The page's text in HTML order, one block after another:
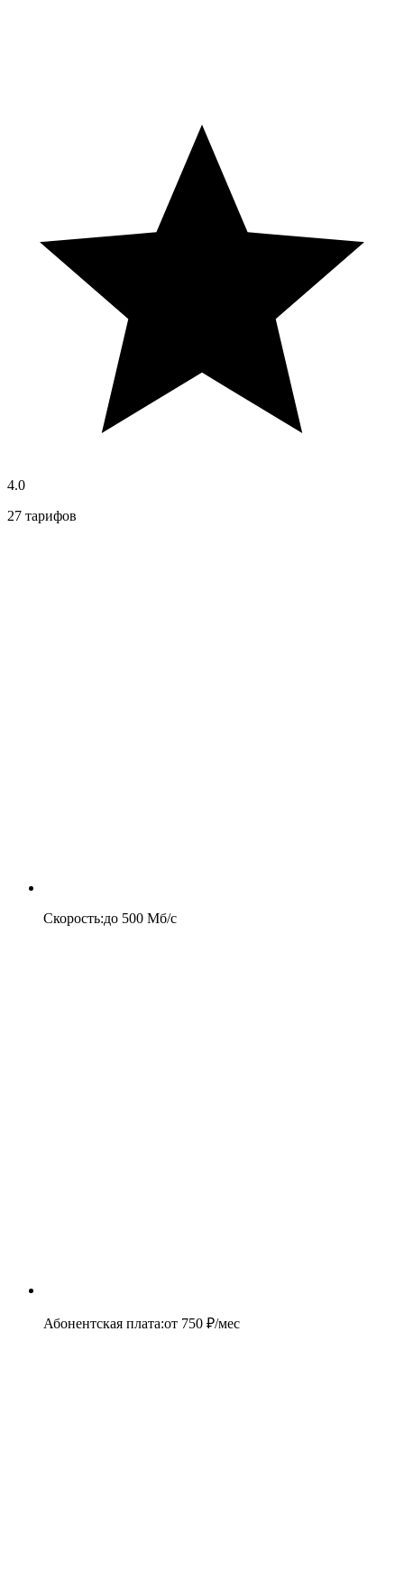
4.0
27 тарифов
Скорость:до 500 Мб/c
Абонентская плата:от 750 ₽/мес